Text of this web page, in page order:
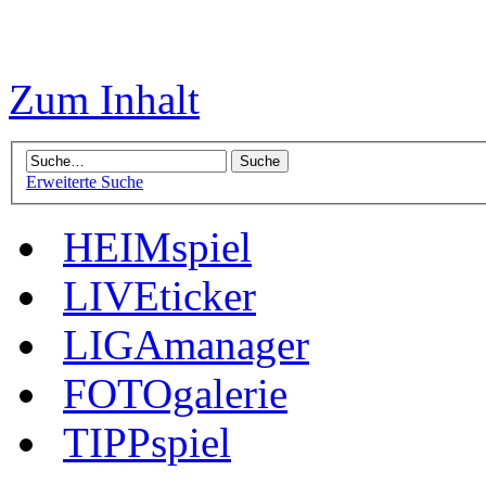
Zum Inhalt
Erweiterte Suche
HEIMspiel
LIVEticker
LIGAmanager
FOTOgalerie
TIPPspiel